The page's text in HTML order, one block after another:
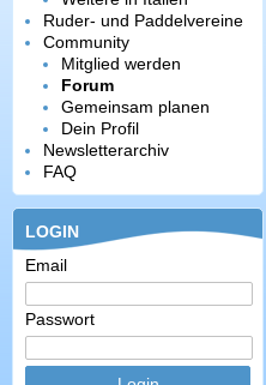
Ruder- und Paddelvereine
Community
Mitglied werden
Forum
Gemeinsam planen
Dein Profil
Newsletterarchiv
FAQ
LOGIN
Email
Passwort